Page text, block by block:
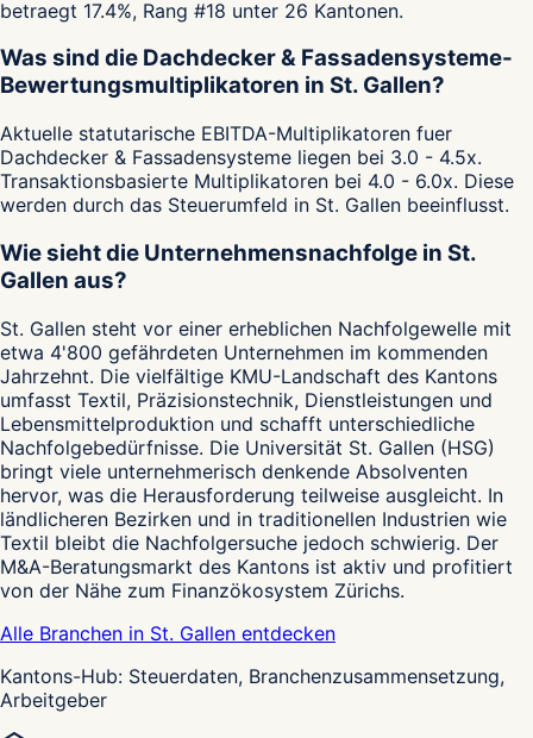
betraegt 17.4%, Rang #18 unter 26 Kantonen.
Was sind die Dachdecker & Fassadensysteme-
Bewertungsmultiplikatoren in St. Gallen?
Aktuelle statutarische EBITDA-Multiplikatoren fuer
Dachdecker & Fassadensysteme liegen bei 3.0 - 4.5x.
Transaktionsbasierte Multiplikatoren bei 4.0 - 6.0x. Diese
werden durch das Steuerumfeld in St. Gallen beeinflusst.
Wie sieht die Unternehmensnachfolge in St.
Gallen aus?
St. Gallen steht vor einer erheblichen Nachfolgewelle mit
etwa 4'800 gefährdeten Unternehmen im kommenden
Jahrzehnt. Die vielfältige KMU-Landschaft des Kantons
umfasst Textil, Präzisionstechnik, Dienstleistungen und
Lebensmittelproduktion und schafft unterschiedliche
Nachfolgebedürfnisse. Die Universität St. Gallen (HSG)
bringt viele unternehmerisch denkende Absolventen
hervor, was die Herausforderung teilweise ausgleicht. In
ländlicheren Bezirken und in traditionellen Industrien wie
Textil bleibt die Nachfolgersuche jedoch schwierig. Der
M&A-Beratungsmarkt des Kantons ist aktiv und profitiert
von der Nähe zum Finanzökosystem Zürichs.
Alle Branchen in St. Gallen entdecken
Kantons-Hub: Steuerdaten, Branchenzusammensetzung,
Arbeitgeber